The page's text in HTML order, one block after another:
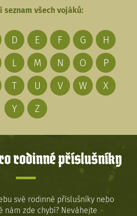
seznam všech vojáků:
D E F G
H
L M N O
P
T U V W
X
Y
Z
rodinné příslušníky
své rodinné příslušníky nebo
nám zde chybí? Neváhejte